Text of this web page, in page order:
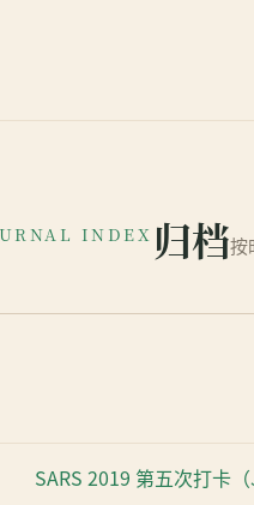
INDEX 归档按
SARS 2019 第五次打卡（